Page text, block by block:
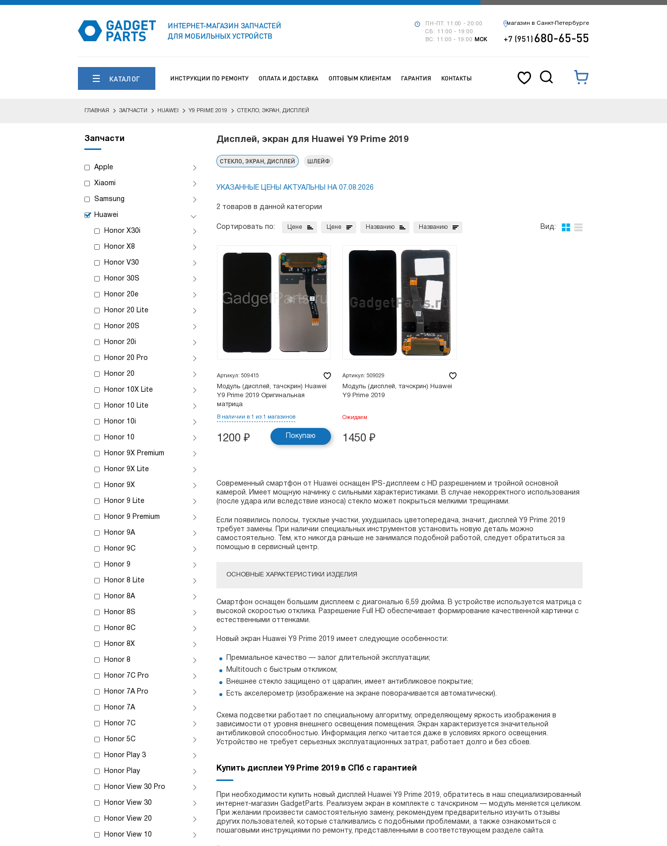
ИНТЕРНЕТ-МАГАЗИН ЗАПЧАСТЕЙ
ДЛЯ МОБИЛЬНЫХ УСТРОЙСТВ
ПН-ПТ: 11:00 - 20:00
СБ: 11:00 - 19:00
ВС: 11:00 - 19:00
МСК
магазин в Санкт-Петербурге
+7 (951)680-65-55
КАТАЛОГ ИНСТРУКЦИИ ПО РЕМОНТУ ОПЛАТА И ДОСТАВКА ОПТОВЫМ КЛИЕНТАМ ГАРАНТИЯ КОНТАКТЫ
ГЛАВНАЯ ЗАПЧАСТИ HUAWEI Y9 PRIME 2019 СТЕКЛО, ЭКРАН, ДИСПЛЕЙ
Запчасти
Apple
Xiaomi
Samsung
Huawei
Honor X30i
Honor X8
Honor V30
Honor 30S
Honor 20e
Honor 20 Lite
Honor 20S
Honor 20i
Honor 20 Pro
Honor 20
Honor 10X Lite
Honor 10 Lite
Honor 10i
Honor 10
Honor 9X Premium
Honor 9X Lite
Honor 9X
Honor 9 Lite
Honor 9 Premium
Honor 9A
Honor 9C
Honor 9
Honor 8 Lite
Honor 8A
Honor 8S
Honor 8C
Honor 8X
Honor 8
Honor 7C Pro
Honor 7A Pro
Honor 7A
Honor 7C
Honor 5C
Honor Play 3
Honor Play
Honor View 30 Pro
Honor View 30
Honor View 20
Honor View 10
Дисплей, экран для Huawei Y9 Prime 2019
СТЕКЛО, ЭКРАН, ДИСПЛЕЙ ШЛЕЙФ
УКАЗАННЫЕ ЦЕНЫ АКТУАЛЬНЫ НА 07.08.2026
2 товаров в данной категории
Вид:
Сортировать по: Цене Цене Названию Названию
Артикул: 509415
Модуль (дисплей, тачскрин) Huawei
Y9 Prime 2019 Оригинальная
матрица
В наличии в 1 из 1 магазинов
1200 ₽ Покупаю
Артикул: 509029
Модуль (дисплей, тачскрин) Huawei
Y9 Prime 2019
Ожидаем
1450 ₽
Современный смартфон от Huawei оснащен IPS-дисплеем с HD разрешением и тройной основной
камерой. Имеет мощную начинку с сильными характеристиками. В случае некорректного использования
(после удара или вследствие износа) стекло может покрыться мелкими трещинами.
Если появились полосы, тусклые участки, ухудшилась цветопередача, значит, дисплей Y9 Prime 2019
требует замены. При наличии специальных инструментов установить новую деталь можно
самостоятельно. Тем, кто никогда раньше не занимался подобной работой, следует обратиться за
помощью в сервисный центр.
ОСНОВНЫЕ ХАРАКТЕРИСТИКИ ИЗДЕЛИЯ
Смартфон оснащен большим дисплеем с диагональю 6,59 дюйма. В устройстве используется матрица с
высокой скоростью отклика. Разрешение Full HD обеспечивает формирование качественной картинки с
естественными оттенками.
Новый экран Huawei Y9 Prime 2019 имеет следующие особенности:
Премиальное качество — залог длительной эксплуатации;
Multitouch с быстрым откликом;
Внешнее стекло защищено от царапин, имеет антибликовое покрытие;
Есть акселерометр (изображение на экране поворачивается автоматически).
Схема подсветки работает по специальному алгоритму, определяющему яркость изображения в
зависимости от уровня внешнего освещения помещения. Экран характеризуется значительной
антибликовой способностью. Информация легко читается даже в условиях яркого освещения.
Устройство не требует серьезных эксплуатационных затрат, работает долго и без сбоев.
Купить дисплеи Y9 Prime 2019 в СПб с гарантией
При необходимости купить новый дисплей Huawei Y9 Prime 2019, обратитесь в наш специализированный
интернет-магазин GadgetParts. Реализуем экран в комплекте с тачскрином — модуль меняется целиком.
При желании произвести самостоятельную замену, рекомендуем предварительно изучить отзывы
других пользователей, которые сталкивались с подобными проблемами, а также ознакомиться с
пошаговыми инструкциями по ремонту, представленными в соответствующем разделе сайта.